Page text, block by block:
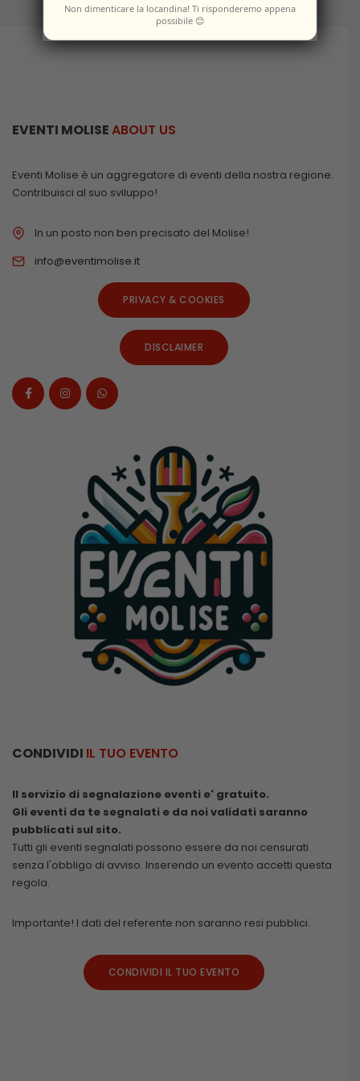
EVENTI MOLISEABOUT US
Eventi Molise è un aggregatore di eventi della nostra regione.
Contribuisci al suo sviluppo!
In un posto non ben precisato del Molise!
info@eventimolise.it
PRIVACY & COOKIES
DISCLAIMER
CONDIVIDI IL TUO EVENTO
Il servizio di segnalazione eventi e' gratuito.
Gli eventi da te segnalati e da noi validati saranno
pubblicati sul sito.
Tutti gli eventi segnalati possono essere da noi censurati
senza l'obbligo di avviso. Inserendo un evento accetti questa
regola.
Importante! I dati del referente non saranno resi pubblici.
CONDIVIDI IL TUO EVENTO
Non dimenticare la locandina! Ti risponderemo appena
possibile 😊